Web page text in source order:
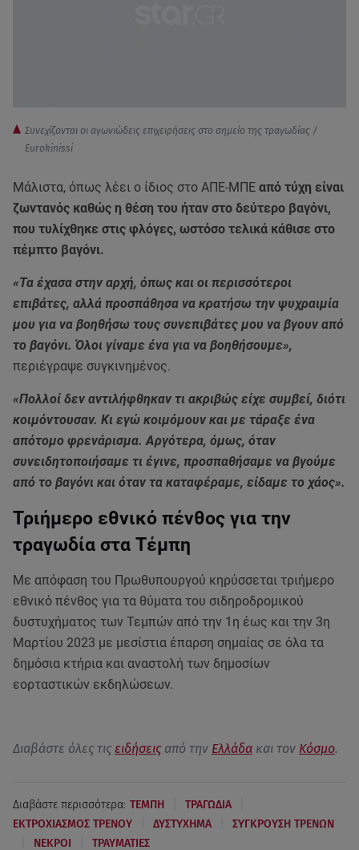
Συνεχίζονται οι αγωνιώδεις επιχειρήσεις στο σημείο της τραγωδίας /
Eurokinissi
Μάλιστα, όπως λέει ο ίδιος στο ΑΠΕ-ΜΠΕ από τύχη είναι
ζωντανός καθώς η θέση του ήταν στο δεύτερο βαγόνι,
που τυλίχθηκε στις φλόγες, ωστόσο τελικά κάθισε στο
πέμπτο βαγόνι.
«Τα έχασα στην αρχή, όπως και οι περισσότεροι
επιβάτες, αλλά προσπάθησα να κρατήσω την ψυχραιμία
μου για να βοηθήσω τους συνεπιβάτες μου να βγουν από
το βαγόνι. Όλοι γίναμε ένα για να βοηθήσουμε»,
περιέγραψε συγκινημένος.
«Πολλοί δεν αντιλήφθηκαν τι ακριβώς είχε συμβεί, διότι
κοιμόντουσαν. Κι εγώ κοιμόμουν και με τάραξε ένα
απότομο φρενάρισμα. Αργότερα, όμως, όταν
συνειδητοποιήσαμε τι έγινε, προσπαθήσαμε να βγούμε
από το βαγόνι και όταν τα καταφέραμε, είδαμε το χάος».
Τριήμερο εθνικό πένθος για την
τραγωδία στα Τέμπη
Με απόφαση του Πρωθυπουργού κηρύσσεται τριήμερο
εθνικό πένθος για τα θύματα του σιδηροδρομικού
δυστυχήματος των Τεμπών από την 1η έως και την 3η
Μαρτίου 2023 με μεσίστια έπαρση σημαίας σε όλα τα
δημόσια κτήρια και αναστολή των δημοσίων
εορταστικών εκδηλώσεων.
Διαβάστε όλες τις ειδήσεις από την Ελλάδα και τον Κόσμο.
Διαβάστε περισσότερα: ΤΕΜΠΗ ΤΡΑΓΩΔΙΑ
ΕΚΤΡΟΧΙΑΣΜΟΣ ΤΡΕΝΟΥ ΔΥΣΤΥΧΗΜΑ ΣΥΓΚΡΟΥΣΗ ΤΡΕΝΩΝ
ΝΕΚΡΟΙ ΤΡΑΥΜΑΤΙΕΣ